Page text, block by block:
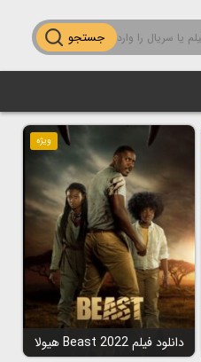
جستجو
ویژه
دانلود فیلم Beast 2022 هیولا